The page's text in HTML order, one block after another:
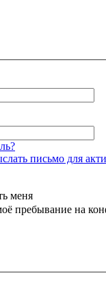
письмо для
меня
пребывание на